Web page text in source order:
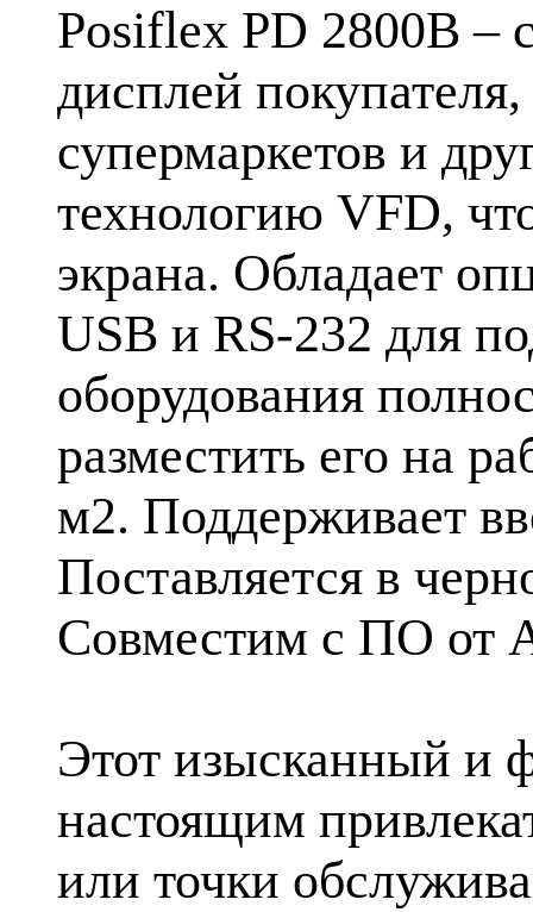
Posiflex PD 2800В –
дисплей
супермаркетов и
технологию VFD,
экрана. Обладает
USB и RS-232 для
оборудования
разместить его на
м2. Поддерживает
Поставляется в
Совместим с ПО от
Этот изысканный и
настоящим
или точки